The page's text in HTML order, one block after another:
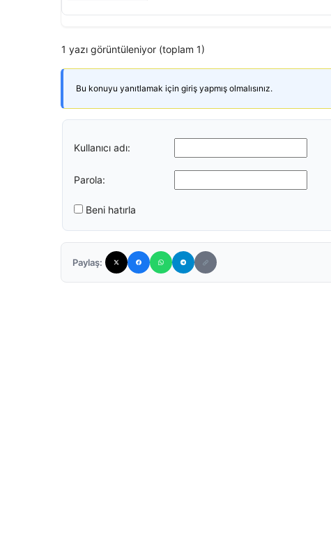
1 yazı görüntüleniyor (toplam 1)
Bu konuyu yanıtlamak için giriş yapmış olmalısınız.
Kullanıcı adı:
Parola:
Beni hatırla
Paylaş: